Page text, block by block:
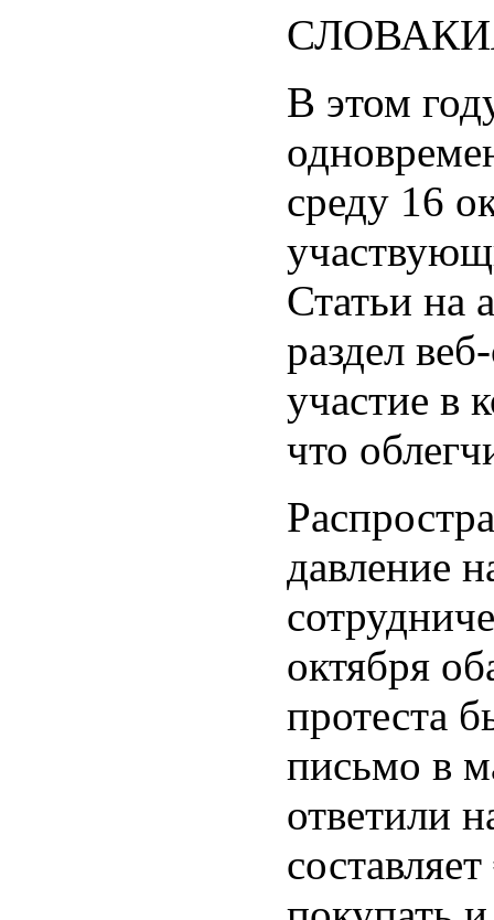
В этом
среду 16
Статьи на
раздел
участие в
что
давление
октября
протеста
письмо в
ответили